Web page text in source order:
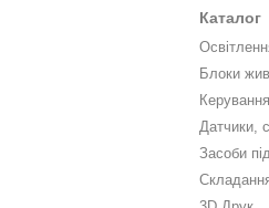
Каталог
Блоки
Датчики,
Засоби